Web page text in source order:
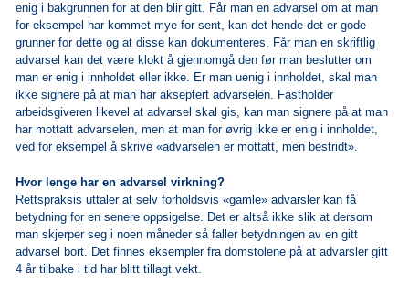
enig i bakgrunnen for at den blir gitt. Får man en advarsel om at man
for eksempel har kommet mye for sent, kan det hende det er gode
grunner for dette og at disse kan dokumenteres. Får man en skriftlig
advarsel kan det være klokt å gjennomgå den før man beslutter om
man er enig i innholdet eller ikke. Er man uenig i innholdet, skal man
ikke signere på at man har akseptert advarselen. Fastholder
arbeidsgiveren likevel at advarsel skal gis, kan man signere på at man
har mottatt advarselen, men at man for øvrig ikke er enig i innholdet,
ved for eksempel å skrive «advarselen er mottatt, men bestridt».
Hvor lenge har en advarsel virkning?
Rettspraksis uttaler at selv forholdsvis «gamle» advarsler kan få
betydning for en senere oppsigelse. Det er altså ikke slik at dersom
man skjerper seg i noen måneder så faller betydningen av en gitt
advarsel bort. Det finnes eksempler fra domstolene på at advarsler gitt
4 år tilbake i tid har blitt tillagt vekt.